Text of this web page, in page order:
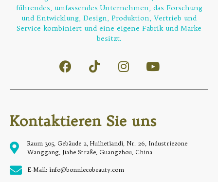
führendes, umfassendes Unternehmen, das Forschung
und Entwicklung, Design, Produktion, Vertrieb und
Service kombiniert und eine eigene Fabrik und Marke
besitzt.
Kontaktieren Sie uns
Raum 305, Gebäude 2, Huihetiandi, Nr. 26, Industriezone
Wanggang, Jiahe Straße, Guangzhou, China
E-Mail: info@bonniecobeauty.com